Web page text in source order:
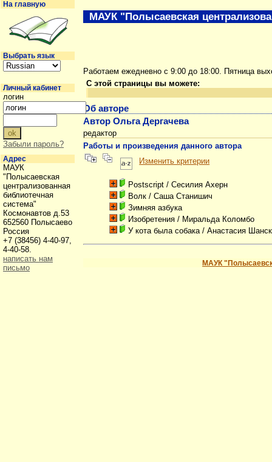
Работаем ежедневно с 9:00 до 18:00. Пятница
С этой страницы вы можете:
Об авторе
Автор Ольга Дергачева
редактор
Работы и произведения данного автора
Изменить критерии
Postscript / Сесилия Ахерн
Волк / Саша Станишич
Зимняя азбука
Изобретения / Миральда Коломбо
У кота была собака/ Анастасия
МАУК
МАУК "Полысаевская
На главную
Выбрать язык
Личный кабинет
логин
Забыли пароль?
Адрес
МАУК
"Полысаевская
централизованная
библиотечная
система"
Космонавтов д.53
652560 Полысаево
Россия
+7 (38456) 4-40-97,
4-40-58.
написать нам
письмо